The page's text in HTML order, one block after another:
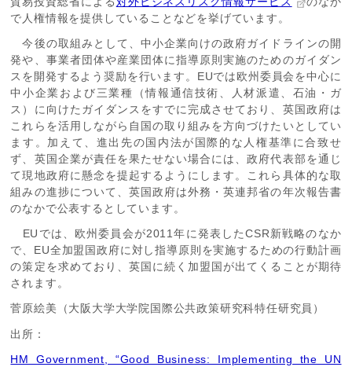
で人権情報を提供していることなどを挙げています。
今後の取組みとして、中小企業向けの政府ガイドラインの開
発や、事業者団体や産業団体に指導原則実施のためのガイダン
スを開発するよう奨励を行います。EUでは欧州委員会を中心に
中小企業および三業種（情報通信技術、人材派遣、石油・ガ
ス）に向けたガイダンスをすでに完成させており、英国政府は
これらを活用しながら自国の取り組みを方向づけたいとしてい
ます。加えて、進出先の国内法が国際的な人権基準に合致せ
ず、英国企業が責任を果たせない場合には、政府代表部を通じ
て現地政府に懸念を提起するようにします。これら具体的な取
組みの進捗について、英国政府は外務・英連邦省の年次報告書
のなかで公表するとしています。
EUでは、欧州委員会が2011年に発表したCSR新戦略のなか
で、EU全加盟国政府に対し指導原則を実施するための行動計画
の策定を求めており、英国に続く加盟国が出てくることが期待
されます。
菅原絵美（大阪大学大学院国際公共政策研究科特任研究員）
出所：
HM Government, “Good Business: Implementing the UN